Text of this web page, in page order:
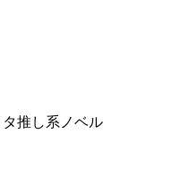
推し系ノベル